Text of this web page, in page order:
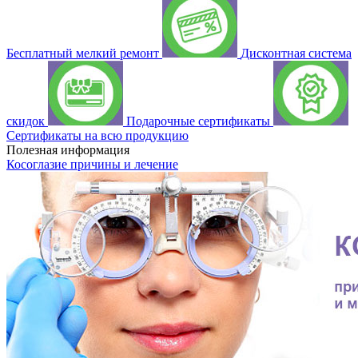
Бесплатный мелкий ремонт Дисконтная система
скидок
Подарочные сертификаты
Сертификаты на всю продукцию
Полезная информация
Косоглазие причины и лечение